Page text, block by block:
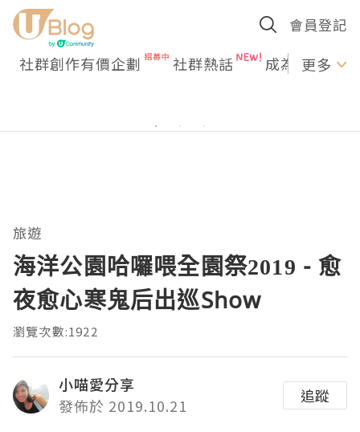
會員登記
社群創作有價企劃 社群熱話 成為U更多
旅遊
海洋公園哈囉喂全園祭2019 - 愈
夜愈心寒鬼后出巡Show
瀏覽次數:1922
小喵愛分享
發佈於 2019.10.21
追蹤